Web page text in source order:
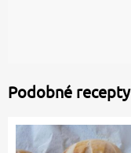
Podobné recepty